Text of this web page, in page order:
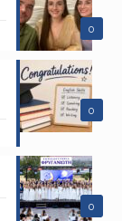
0
0
0